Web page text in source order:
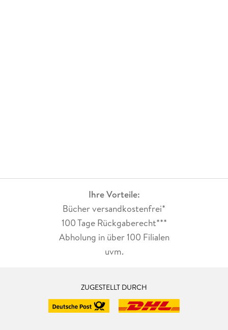
Ihre Vorteile:
Bücher versandkostenfrei*
100 Tage Rückgaberecht***
Abholung in über 100 Filialen
uvm.
ZUGESTELLT DURCH